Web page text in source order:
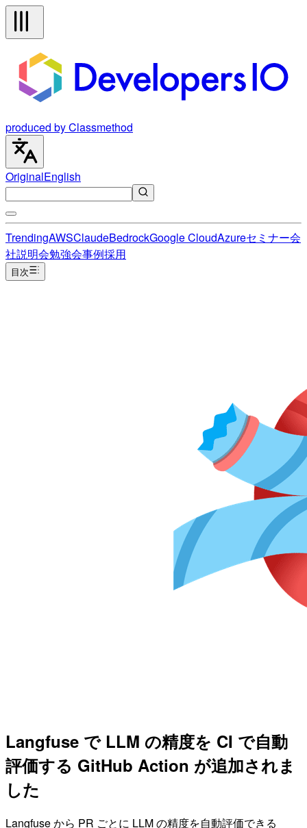
produced by Classmethod
OriginalEnglish
TrendingAWSClaudeBedrockGoogle CloudAzureセミナー会
社説明会勉強会事例採用
目次
Langfuse で LLM の精度を CI で自動
評価する GitHub Action が追加されま
した
Langfuse から PR ごとに LLM の精度を自動評価できる